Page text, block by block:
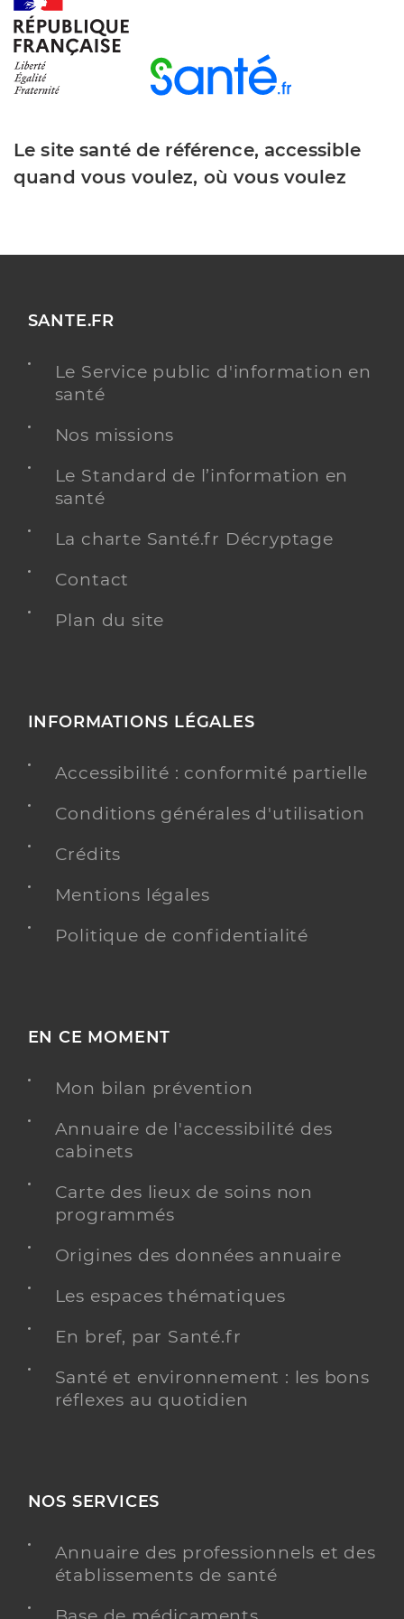
Le site santé de référence, accessible
quand vous voulez, où vous voulez
SANTE.FR
Le Service public d'information en
santé
Nos missions
Le Standard de l’information en
santé
La charte Santé.fr Décryptage
Contact
Plan du site
INFORMATIONS LÉGALES
Accessibilité : conformité partielle
Conditions générales d'utilisation
Crédits
Mentions légales
Politique de confidentialité
EN CE MOMENT
Mon bilan prévention
Annuaire de l'accessibilité des
cabinets
Carte des lieux de soins non
programmés
Origines des données annuaire
Les espaces thématiques
En bref, par Santé.fr
Santé et environnement : les bons
réflexes au quotidien
NOS SERVICES
Annuaire des professionnels et des
établissements de santé